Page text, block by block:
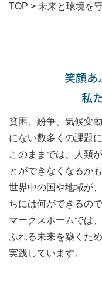
TOP > 未来と環境を
笑顔あ
私
貧困、紛争、気候変
にない数多くの課題
このままでは、人類
とができなくなるか
世界中の国や地域が
ちには何ができるの
マークスホームでは
ふれる未来を築くた
実践しています。